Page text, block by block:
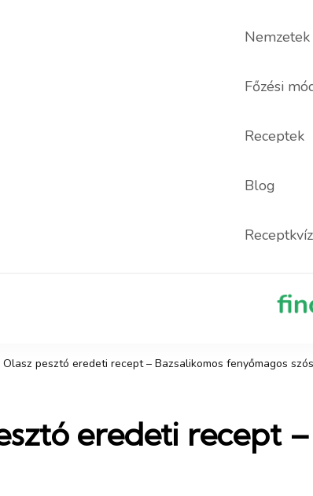
Nemzetek
Főzési
Receptek
Blog
Receptkvíz
Olasz pesztó eredeti recept – Bazsalikomos fenyőmagos
eredeti recept